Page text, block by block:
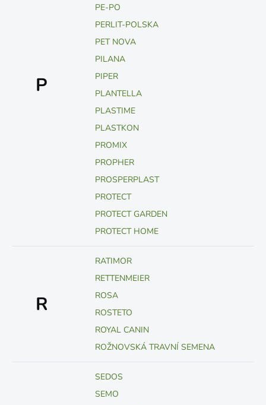
P
PE-PO
PERLIT-POLSKA
PET NOVA
PILANA
PIPER
PLANTELLA
PLASTIME
PLASTKON
PROMIX
PROPHER
PROSPERPLAST
PROTECT
PROTECT GARDEN
PROTECT HOME
R
RATIMOR
RETTENMEIER
ROSA
ROSTETO
ROYAL CANIN
ROŽNOVSKÁ TRAVNÍ SEMENA
SEDOS
SEMO